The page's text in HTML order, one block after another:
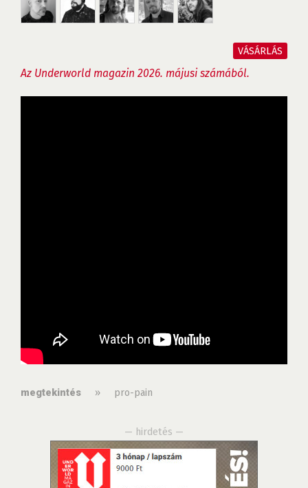
VÁSÁRLÁS
Az Underworld magazin 2026. májusi számából.
megtekintés » pro-pain
— hirdetés —